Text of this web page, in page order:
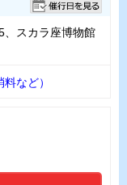
、スカラ座博物館
など）